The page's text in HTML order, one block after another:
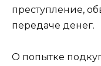
преступление,
передаче денег.
О попытке